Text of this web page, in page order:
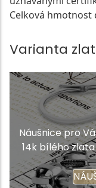
Celková hmotnost
Varianta
Náušnice pro
14k bílého